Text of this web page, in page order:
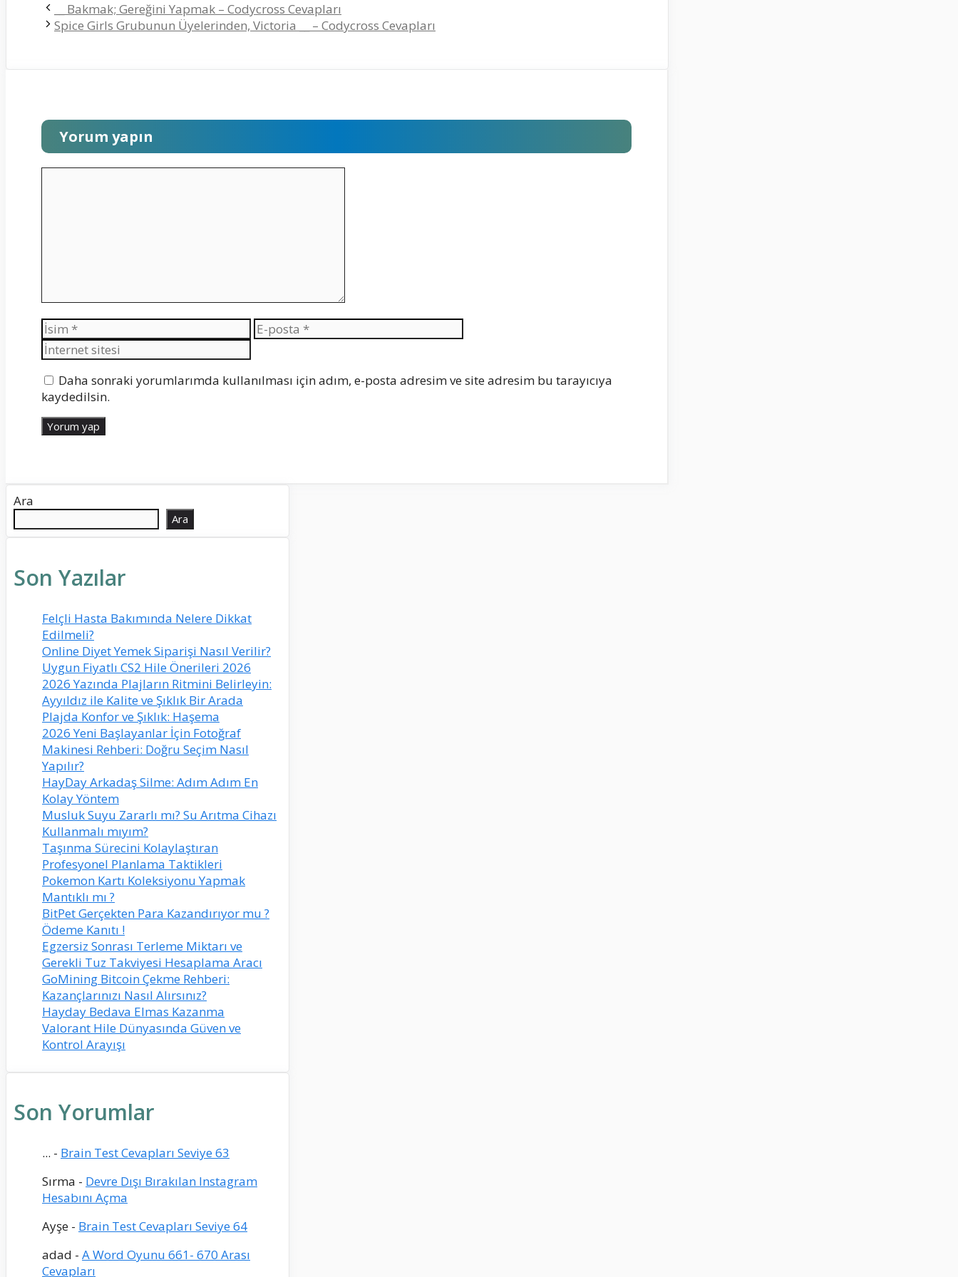
__ Bakmak; Gereğini Yapmak – Codycross Cevapları
Spice Girls Grubunun Üyelerinden, Victoria __ – Codycross Cevapları
Yorum yapın
İsim
E-
posta
sitesi
Daha sonraki yorumlarımda kullanılması için adım, e-posta adresim ve site adresim bu tarayıcıya
kaydedilsin.
Ara
Ara
Son Yazılar
Felçli Hasta Bakımında Nelere Dikkat
Edilmeli?
Online Diyet Yemek Siparişi Nasıl Verilir?
Uygun Fiyatlı CS2 Hile Önerileri 2026
2026 Yazında Plajların Ritmini Belirleyin:
Ayyıldız ile Kalite ve Şıklık Bir Arada
Plajda Konfor ve Şıklık: Haşema
2026 Yeni Başlayanlar İçin Fotoğraf
Makinesi Rehberi: Doğru Seçim Nasıl
Yapılır?
HayDay Arkadaş Silme: Adım Adım En
Kolay Yöntem
Musluk Suyu Zararlı mı? Su Arıtma Cihazı
Kullanmalı mıyım?
Taşınma Sürecini Kolaylaştıran
Profesyonel Planlama Taktikleri
Pokemon Kartı Koleksiyonu Yapmak
Mantıklı mı ?
BitPet Gerçekten Para Kazandırıyor mu ?
Ödeme Kanıtı !
Egzersiz Sonrası Terleme Miktarı ve
Gerekli Tuz Takviyesi Hesaplama Aracı
GoMining Bitcoin Çekme Rehberi:
Kazançlarınızı Nasıl Alırsınız?
Hayday Bedava Elmas Kazanma
Valorant Hile Dünyasında Güven ve
Kontrol Arayışı
Son Yorumlar
... - Brain Test Cevapları Seviye 63
Sırma - Devre Dışı Bırakılan Instagram
Hesabını Açma
Ayşe - Brain Test Cevapları Seviye 64
adad - A Word Oyunu 661- 670 Arası
Cevapları